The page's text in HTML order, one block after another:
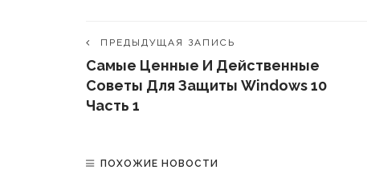
ПРЕДЫДУЩАЯ ЗАПИСЬ
Самые Ценные И Действенные
Советы Для Защиты Windows 10
Часть 1
ПОХОЖИЕ НОВОСТИ